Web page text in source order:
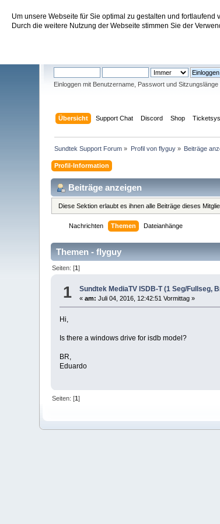
Um unsere Webseite für Sie optimal zu gestalten und
Durch die weitere Nutzung der Webseite stimmen Sie der
Sundtek Support Forum
Einloggen mit Benutzername, Passwort und Sitzungslänge
Übersicht Support Chat Discord Shop
Sundtek Support Forum » Profil von flyguy» Beiträge
Profil-Information
Beiträge anzeigen
Diese Sektion erlaubt es ihnen alle Beiträge dieses
Nachrichten Themen Dateianhänge
Themen - flyguy
Seiten: [1]
1 Sundtek MediaTV ISDB-T (1 Seg/Fullseg,
«am: Juli 04, 2016, 12:42:51 Vormittag »
Hi,
Is there a windows drive for isdb model?
BR,
Eduardo
Seiten: [1]